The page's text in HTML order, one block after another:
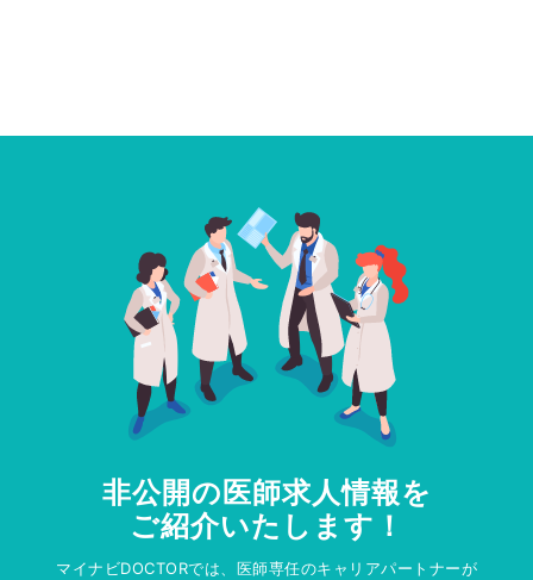
非公開の医師求人情報を
ご紹介いたします！
マイナビDOCTORでは、医師専任のキャリアパートナーが